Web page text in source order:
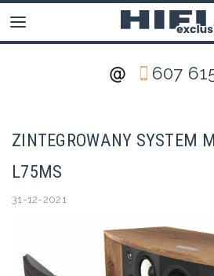
607
ZINTEGROWANY SYSTEM
L75MS
31-12-2021